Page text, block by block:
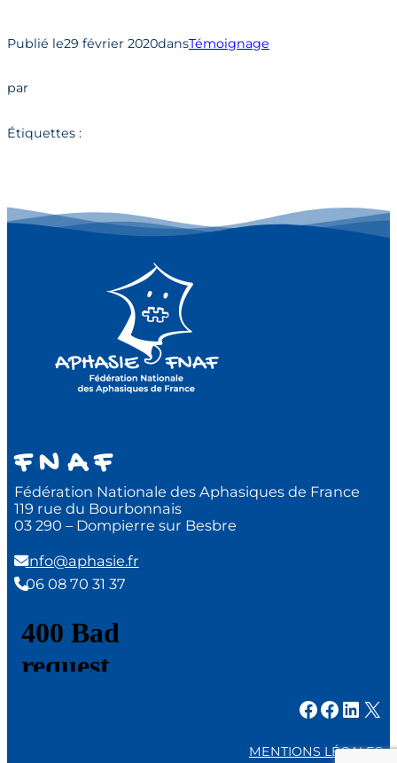
Publié le29 février 2020dansTémoignage
par
Étiquettes :
F N A F
Fédération Nationale des Aphasiques de France
119 rue du Bourbonnais
03 290 – Dompierre sur Besbre
info@aphasie.fr
06 08 70 31 37
Facebook Facebook LinkedIn X
MENTIONS LÉGALES